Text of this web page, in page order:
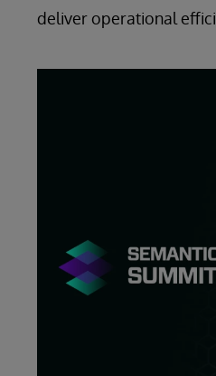
deliver operational